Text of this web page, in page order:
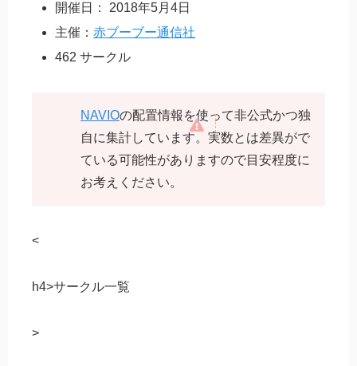
開催日： 2018年5月4日
主催：赤ブーブー通信社
462 サークル
NAVIOの配置情報を使って非公式かつ独
自に集計しています。実数とは差異がで
ている可能性がありますので目安程度に
お考えください。
<
h4>サークル一覧
>